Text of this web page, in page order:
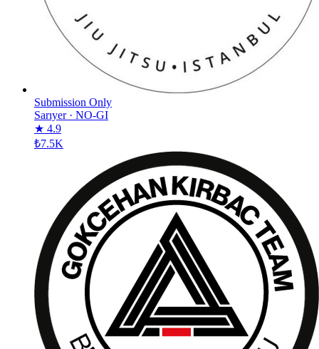
Submission Only
Sarıyer· NO-GI
★ 4.9
₺7.5K